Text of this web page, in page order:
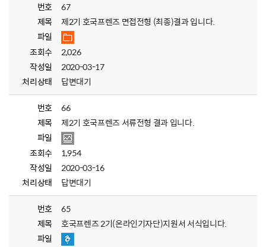
번호
67
제목
제2기 호국프렌즈 면접전형 (최종)결과 입니다.
파일
조회수
2,026
작성일
2020-03-17
처리상태
답변대기
번호
66
제목
제2기 호국프렌즈 서류전형 결과 입니다.
파일
조회수
1,954
작성일
2020-03-16
처리상태
답변대기
번호
65
제목
호국프렌즈 2기(온라인기자단)지원서 서식입니다.
파일